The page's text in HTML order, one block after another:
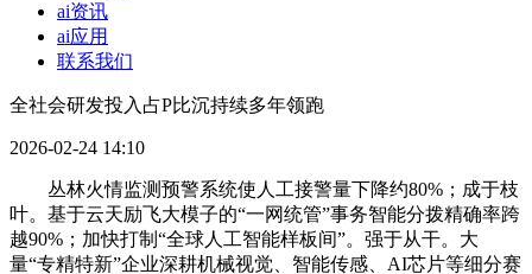
ai资讯
ai应用
联系我们
全社会研发投入占P比沉持续多年领跑
2026-02-24 14:10
丛林火情监测预警系统使人工接警量下降约80%；成于枝
叶。基于云天励飞大模子的“一网统管”事务智能分拨精确率跨
越90%；加快打制“全球人工智能样板间”。强于从干。大
量“专精特新”企业深耕机械视觉、智能传感、AI芯片等细分赛